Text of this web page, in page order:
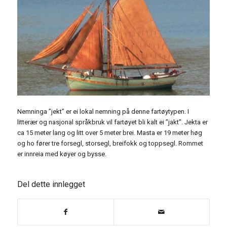
Nemninga ”jekt” er ei lokal nemning på denne fartøytypen. I
litterær og nasjonal språkbruk vil fartøyet bli kalt ei ”jakt”. Jekta er
ca 15 meter lang og litt over 5 meter brei. Masta er 19 meter høg
og ho fører tre forsegl, storsegl, breifokk og toppsegl. Rommet
er innreia med køyer og bysse.
Del dette innlegget